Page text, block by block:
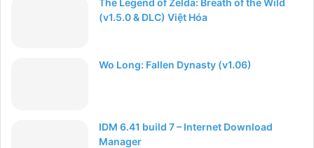
The Legend of Zelda: Breath of the Wild
(v1.5.0 & DLC) Việt Hóa
Wo Long: Fallen Dynasty (v1.06)
IDM 6.41 build 7 – Internet Download
Manager